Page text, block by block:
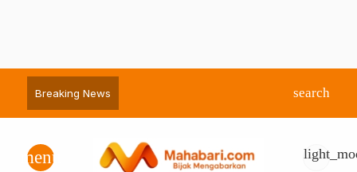
Breaking News search
menu